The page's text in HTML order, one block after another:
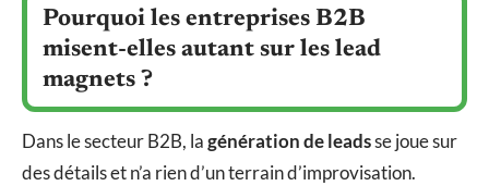
Pourquoi les entreprises B2B
misent-elles autant sur les lead
magnets ?
Dans le secteur B2B, lagénération de leadsse joue sur
des détails et n’a rien d’un terrain d’improvisation.